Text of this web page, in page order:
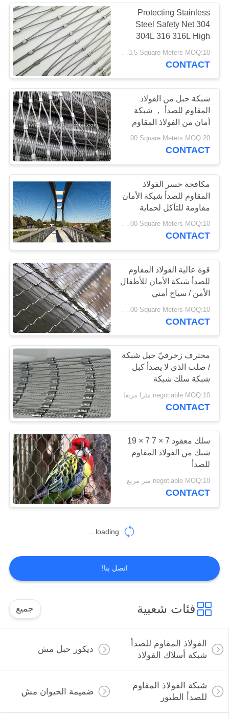
خريطة
الموقع
PRIVACY
POLICY
Protecting Stainless
Steel Safety Net 304
304L 316 316L High
Strength
USD 29.35-33.5 Square Meters MOQ:10 مترا مربعا
CONTACT
شبكة حبل من الفولاذ
المقاوم للصدأ ， شبكة
أمان من الفولاذ المقاوم
للصدأ ذات جودة عالية
USD 29.00-33.00 Square Meters MOQ:20 متر مربع
CONTACT
مكافحة خسر الفولاذ
المقاوم للصدأ شبكة الأمان
مقاومة للتآكل لحماية
الزوار
USD 29.00-33.00 Square Meters MOQ:10 مترا مربعا
CONTACT
قوة عالية الفولاذ المقاوم
للصدأ شبكة الأمان للأطفال
الأمن / سياج أمني
CONTACT
محترف زخرفيّ حبل شبكة
/ صلب الذى لا يصدأ كبل
شبكة سلك شبكة
negotiable MOQ:10 مترا مربعا
CONTACT
سلك معقود 7 × 7 7 × 19
شبك من الفولاذ المقاوم
للصدأ
negotiable MOQ:10 متر مربع
CONTACT
loading...
اتصل بنا!
فئات شعبية جميع
الفولاذ المقاوم للصدأ
شبكة أسلاك الفولاذ
ديكور حبل مش
شبكة الفولاذ المقاوم
للصدأ الطيور
ضميمة الحيوان مش